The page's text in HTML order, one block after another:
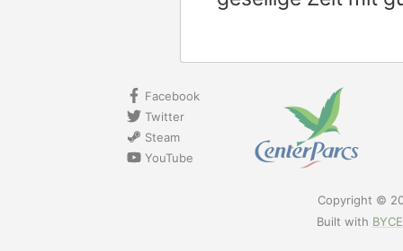
Facebook
Twitter
Steam
YouTube
Copyright ©
Built with